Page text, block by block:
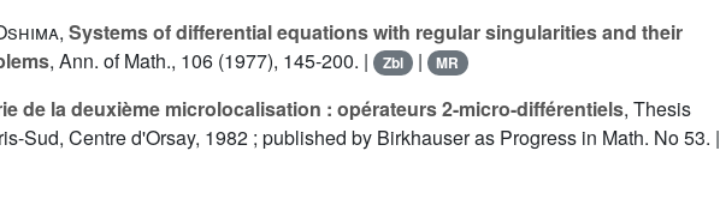
, Systems of differential equations with regular singularities and their
, Ann. of Math., 106 (1977), 145-200. | Zbl | MR
de la deuxième microlocalisation : opérateurs 2-micro-différentiels, Thesis
Sud, Centre d'Orsay, 1982 ; published by Birkhauser as Progress in Math. No 53. |